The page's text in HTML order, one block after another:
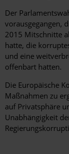
Der
vorausgegangen,
2015 Mitschnitte
hatte, die
und eine
offenbart hatten.
Die Europäische
Maßnahmen zu
auf Privatsphäre
Unabhängigkeit